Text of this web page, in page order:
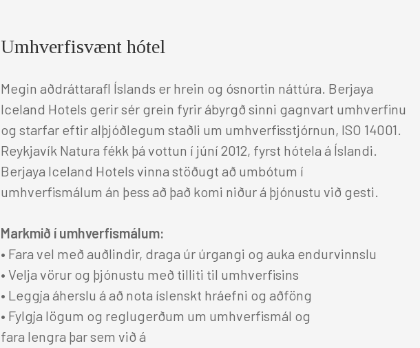
FUNDIR & VIÐBURÐIR
UM OKKUR
LAUS STÖRF
Breyta bókun
Facebook Twitter Instagram
Umhverfisvænt hótel
Megin aðdráttarafl Íslands er hrein og ósnortin náttúra. Berjaya
Iceland Hotels gerir sér grein fyrir ábyrgð sinni gagnvart umhverfinu
og starfar eftir alþjóðlegum staðli um umhverfisstjórnun, ISO 14001.
Reykjavík Natura fékk þá vottun í júní 2012, fyrst hótela á Íslandi.
Berjaya Iceland Hotels vinna stöðugt að umbótum í
umhverfismálum án þess að það komi niður á þjónustu við gesti.
Markmið í umhverfismálum:
• Fara vel með auðlindir, draga úr úrgangi og auka endurvinnslu
• Velja vörur og þjónustu með tilliti til umhverfisins
• Leggja áherslu á að nota íslenskt hráefni og aðföng
• Fylgja lögum og reglugerðum um umhverfismál og
fara lengra þar sem við á